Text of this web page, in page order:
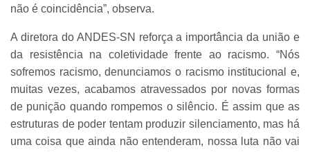
não é coincidência”, observa.
A diretora do ANDES-SN reforça a importância da união e
da resistência na coletividade frente ao racismo. “Nós
sofremos racismo, denunciamos o racismo institucional e,
muitas vezes, acabamos atravessados por novas formas
de punição quando rompemos o silêncio. É assim que as
estruturas de poder tentam produzir silenciamento, mas há
uma coisa que ainda não entenderam, nossa luta não vai